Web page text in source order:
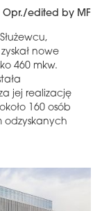
Opr./edited by MF
nowe
460 mkw.
jej realizację
160 osób
odzyskanych